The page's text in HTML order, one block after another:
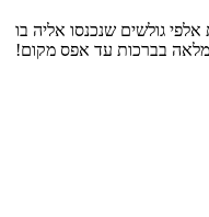
גולשים שנכנסו אליה בו
מלאה בברכות עד אפס מקום!